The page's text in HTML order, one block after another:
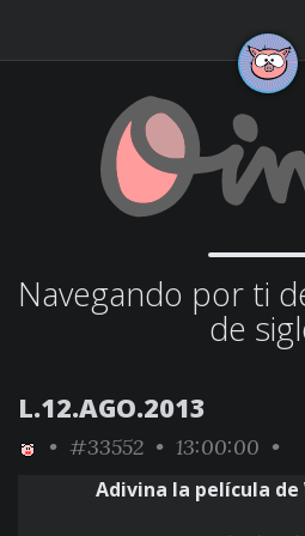
Navegando por ti
de
L.12.AGO.2013
• #33552 • 13:00:00 •
Adivina la película de